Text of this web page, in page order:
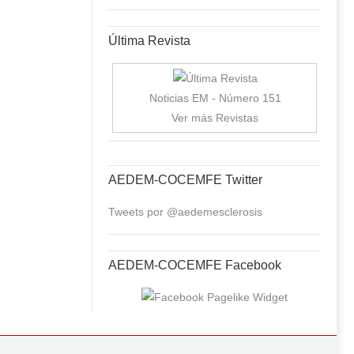
Última Revista
Noticias EM - Número 151
Ver más Revistas
AEDEM-COCEMFE Twitter
Tweets por @aedemesclerosis
AEDEM-COCEMFE Facebook